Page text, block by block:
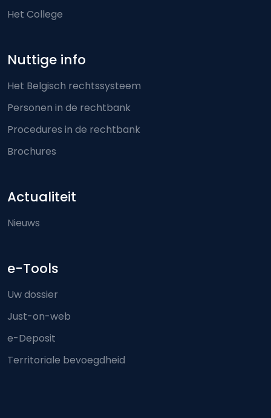
Het College
Nuttige info
Het Belgisch rechtssysteem
Personen in de rechtbank
Procedures in de rechtbank
Brochures
Actualiteit
Nieuws
e-Tools
Uw dossier
Just-on-web
e-Deposit
Territoriale bevoegdheid